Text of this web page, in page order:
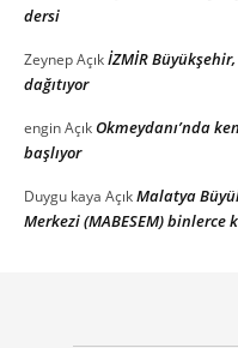
dersi
ZeynepAçıkİZMİR
dağıtıyor
enginAçıkOkmeydanı’nda
başlıyor
Duygu kaya AçıkMalatya
Merkezi (MABESEM) binlerce